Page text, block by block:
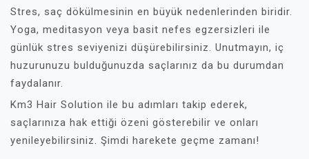
Stres, saç dökülmesinin en büyük nedenlerinden biridir.
Yoga, meditasyon veya basit nefes egzersizleri ile
günlük stres seviyenizi düşürebilirsiniz. Unutmayın, iç
huzurunuzu bulduğunuzda saçlarınız da bu durumdan
faydalanır.
Km3 Hair Solution ile bu adımları takip ederek,
saçlarınıza hak ettiği özeni gösterebilir ve onları
yenileyebilirsiniz. Şimdi harekete geçme zamanı!